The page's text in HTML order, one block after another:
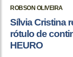
ROBSON OLIVEIRA
Sílvia Cristina
rótulo de
HEURO